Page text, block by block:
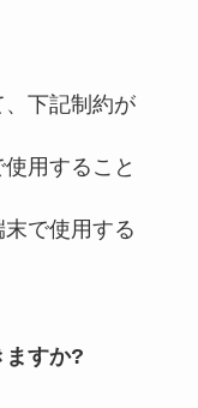
下記制約が
用すること
末で使用する
ますか?